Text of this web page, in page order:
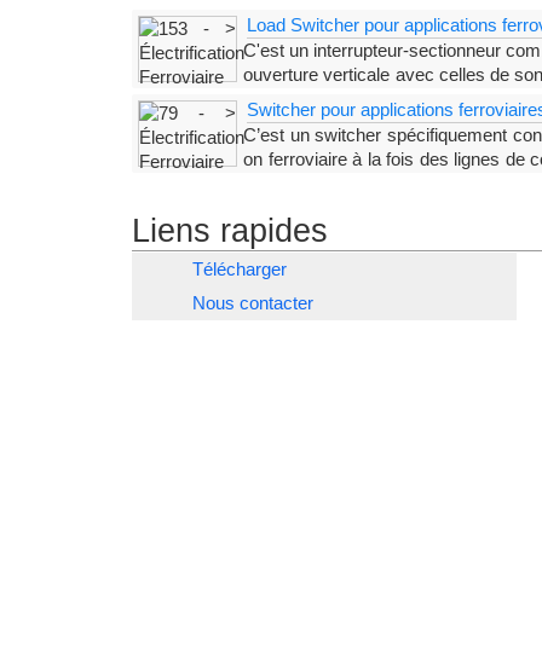
Load Switcher pour applications
C'est un interrupteur-sectionneur
ouverture verticale avec celles de
est commandée par le bras du sectionneur, ce qui
Switcher pour applications
C’est un switcher spécifiquement
on ferroviaire à la fois des lignes de
Liens rapides
Télécharger
Nous contacter